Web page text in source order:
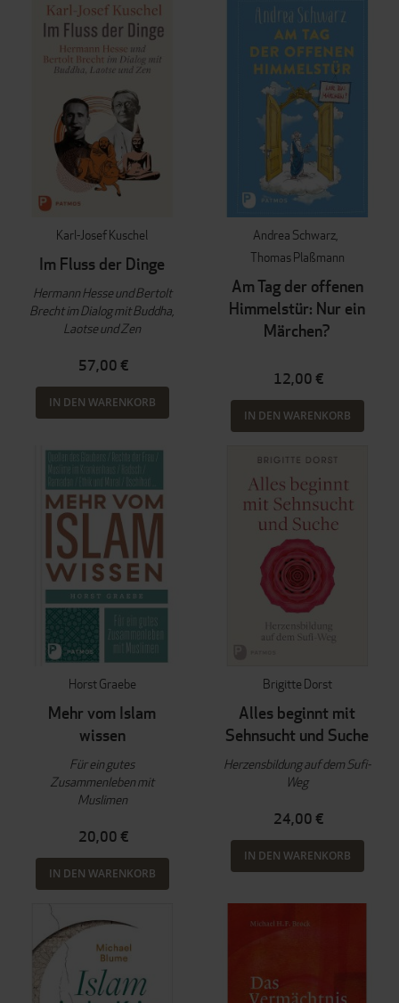
Karl-Josef Kuschel
Im Fluss der Dinge
Hermann Hesse und Bertolt
Brecht im Dialog mit Buddha,
Laotse und Zen
57,00 €
IN DEN WARENKORB
Andrea Schwarz
Thomas Plaßmann
Am Tag der offenen
Himmelstür: Nur ein
Märchen?
12,00 €
IN DEN WARENKORB
Horst Graebe
Mehr vom Islam
wissen
Für ein gutes
Zusammenleben mit
Muslimen
20,00 €
IN DEN WARENKORB
Brigitte Dorst
Alles beginnt mit
Sehnsucht und Suche
Herzensbildung auf dem Sufi-
Weg
24,00 €
IN DEN WARENKORB